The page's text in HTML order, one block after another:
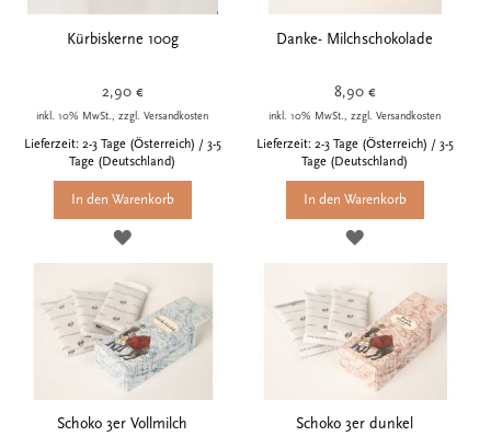
Kürbiskerne 100g
2,90 €
inkl. 10% MwSt., zzgl. Versandkosten
Lieferzeit: 2-3 Tage (Österreich) / 3-5
Tage (Deutschland)
In den Warenkorb
ZUR
HINZUFÜGEN
Danke- Milchschokolade
8,90 €
inkl. 10% MwSt., zzgl. Versandkosten
Lieferzeit: 2-3 Tage (Österreich) / 3-5
Tage (Deutschland)
In den Warenkorb
ZUR
HINZUFÜGEN
Schoko 3er Vollmilch Schoko 3er dunkel